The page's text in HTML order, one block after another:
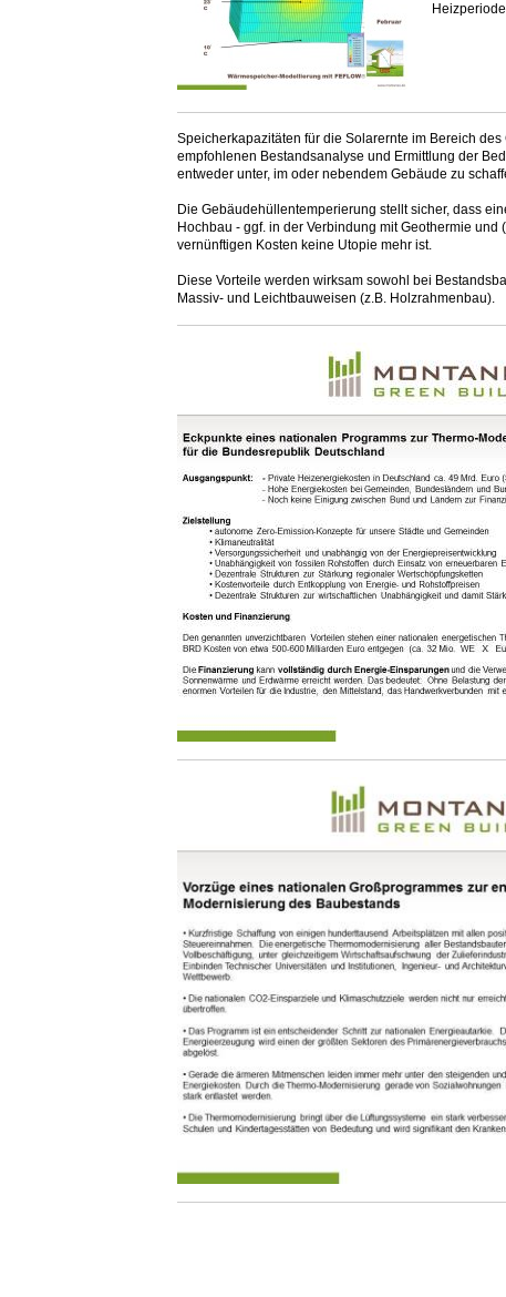
Heizperiode
Speicherkapazitäten für die Solarernte im Bereich
empfohlenen Bestandsanalyse und Ermittlung der
entweder unter, im oder nebendem Gebäude zu
Die Gebäudehüllentemperierung stellt sicher, dass
Hochbau - ggf. in der Verbindung mit Geothermie und
vernünftigen Kosten keine Utopie mehr ist.
Diese Vorteile werden wirksam sowohl bei
Massiv- und Leichtbauweisen (z.B. Holzrahmenbau).